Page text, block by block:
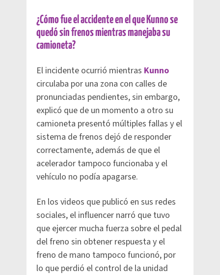
¿Cómo fue el accidente en el que Kunno se
quedó sin frenos mientras manejaba su
camioneta?
El incidente ocurrió mientras Kunno
circulaba por una zona con calles de
pronunciadas pendientes, sin embargo,
explicó que de un momento a otro su
camioneta presentó múltiples fallas y el
sistema de frenos dejó de responder
correctamente, además de que el
acelerador tampoco funcionaba y el
vehículo no podía apagarse.
En los videos que publicó en sus redes
sociales, el influencer narró que tuvo
que ejercer mucha fuerza sobre el pedal
del freno sin obtener respuesta y el
freno de mano tampoco funcionó, por
lo que perdió el control de la unidad